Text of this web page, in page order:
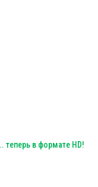
теперь в формате HD!